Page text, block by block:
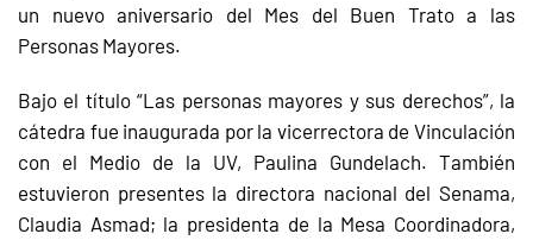
un nuevo aniversario del Mes del Buen Trato a las
Personas Mayores.
Bajo el título “Las personas mayores y sus derechos”, la
cátedra fue inaugurada por la vicerrectora de Vinculación
con el Medio de la UV, Paulina Gundelach. También
estuvieron presentes la directora nacional del Senama,
Claudia Asmad; la presidenta de la Mesa Coordinadora,